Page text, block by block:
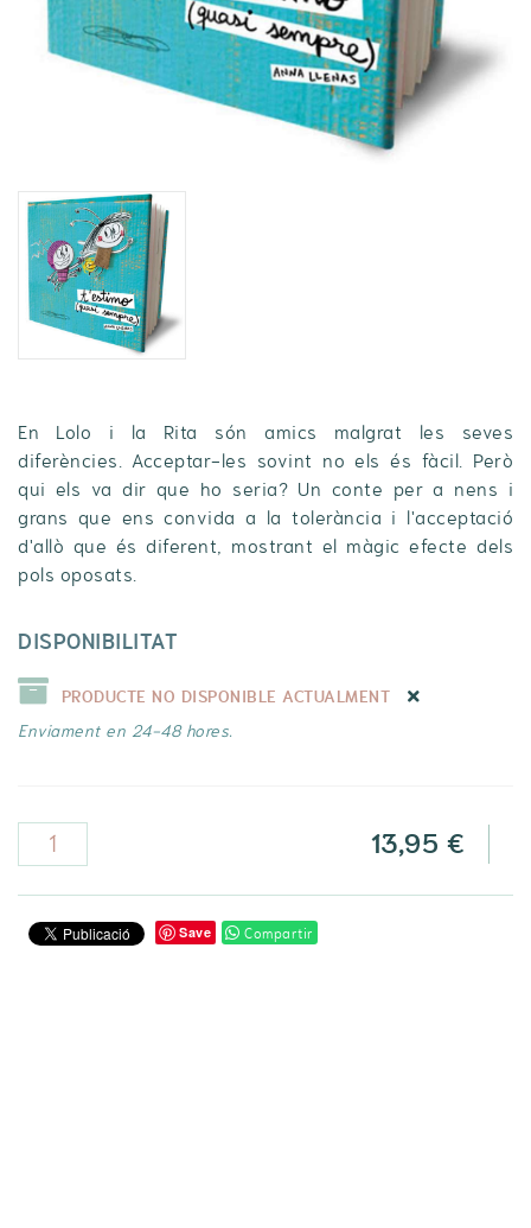
En Lolo i la Rita són amics malgrat les seves
diferències. Acceptar-les sovint no els és fàcil. Però
qui els va dir que ho seria? Un conte per a nens i
grans que ens convida a la tolerància i l'acceptació
d'allò que és diferent, mostrant el màgic efecte dels
pols oposats.
DISPONIBILITAT
PRODUCTE NO DISPONIBLE ACTUALMENT
Enviament en 24-48 hores.
13,95 €
Save Compartir